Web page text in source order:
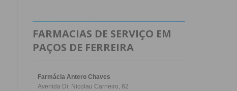
FARMACIAS DE SERVIÇO EM
PAÇOS DE FERREIRA